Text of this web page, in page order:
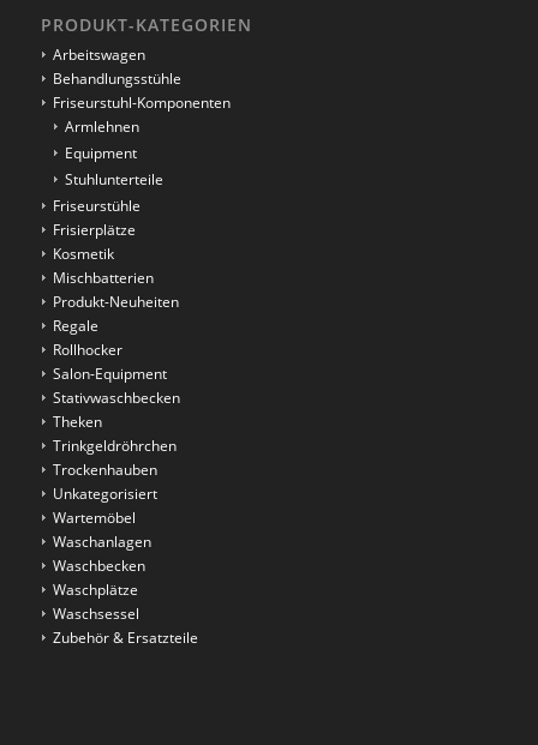
PRODUKT-KATEGORIEN
Arbeitswagen
Behandlungsstühle
Friseurstuhl-Komponenten
Armlehnen
Equipment
Stuhlunterteile
Friseurstühle
Frisierplätze
Kosmetik
Mischbatterien
Produkt-Neuheiten
Regale
Rollhocker
Salon-Equipment
Stativwaschbecken
Theken
Trinkgeldröhrchen
Trockenhauben
Unkategorisiert
Wartemöbel
Waschanlagen
Waschbecken
Waschplätze
Waschsessel
Zubehör & Ersatzteile